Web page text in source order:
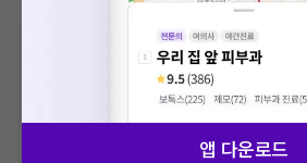
추가비용 등으로 실제 가
한 가격은 해당 의료기관에 직접 문의해주세요.
건강보험심사평가원
에 고
격입니다. (진료와 연관된 복합적인 비용이 추가
산정될 수 있는 점 참고 바랍니다.)
VAT 포함앱 다운로드